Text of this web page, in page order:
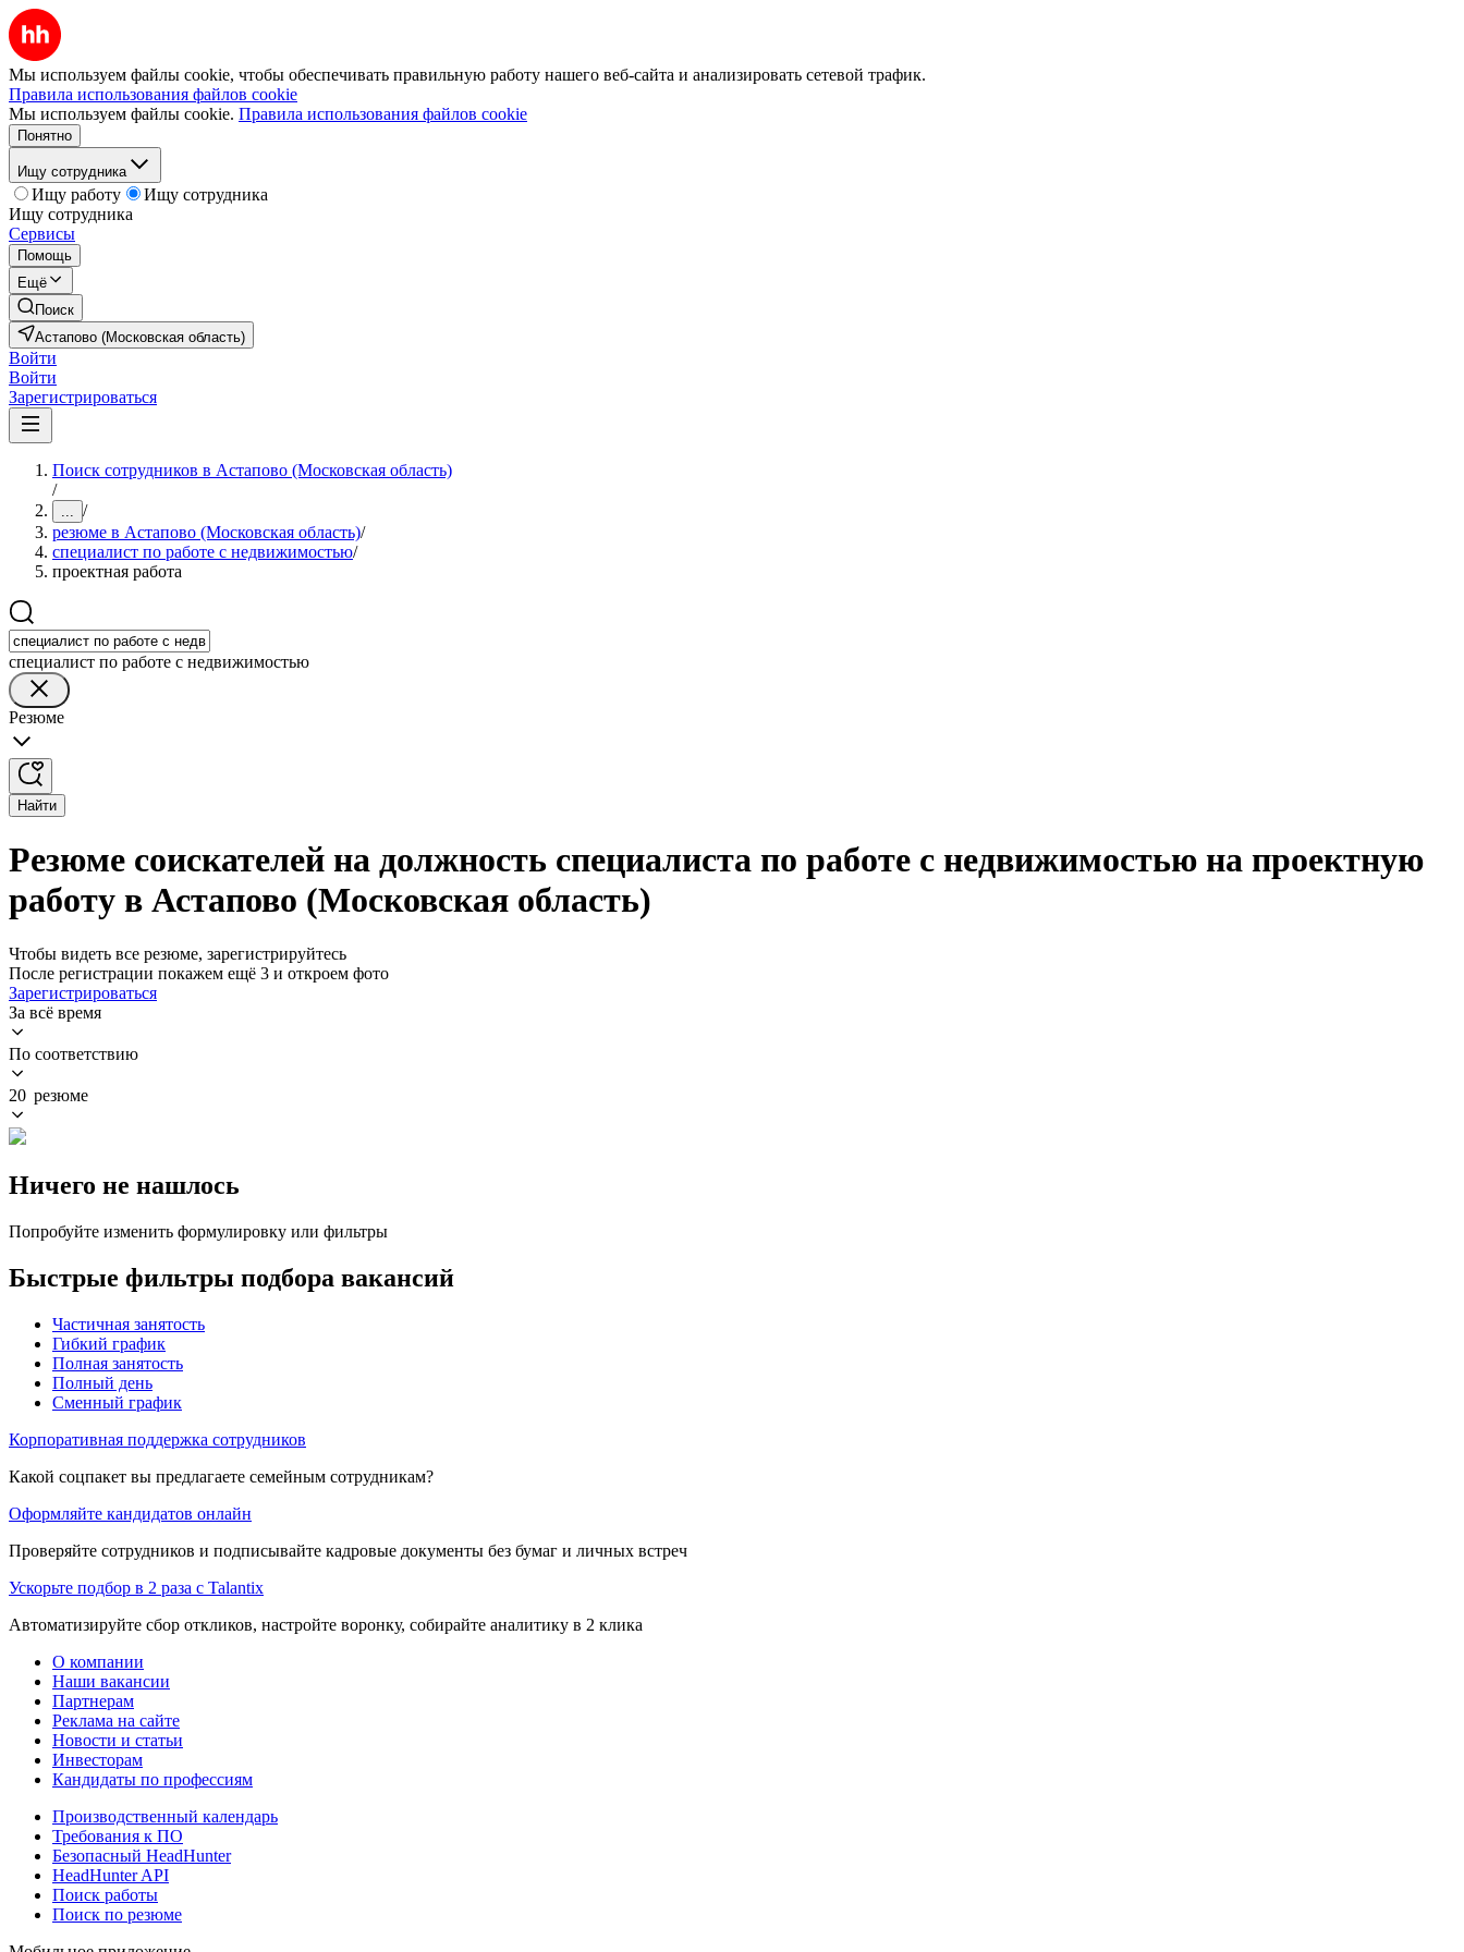
Мы используем файлы cookie, чтобы обеспечивать правильную работу нашего веб-сайта и анализировать сетевой трафик.
Правила использования файлов cookie
Мы используем файлы cookie. Правила использования файлов cookie
Понятно
Ищу сотрудника
Ищу работу
Ищу сотрудника
Ищу сотрудника
Сервисы
Помощь
Ещё
Поиск
Астапово (Московская область)
Войти
Войти
Зарегистрироваться
Поиск сотрудников в Астапово (Московская область)
/
... /
резюме в Астапово (Московская область)/
специалист по работе с недвижимостью/
проектная работа
специалист по работе с недвижимостью
Резюме
Найти
Резюме соискателей на должность специалиста по работе с недвижимостью на проектную
работу в Астапово (Московская область)
Чтобы видеть все резюме, зарегистрируйтесь
После регистрации покажем ещё 3 и откроем фото
Зарегистрироваться
За всё время
По соответствию
20 резюме
Ничего не нашлось
Попробуйте изменить формулировку или фильтры
Быстрые фильтры подбора вакансий
Частичная занятость
Гибкий график
Полная занятость
Полный день
Сменный график
Корпоративная поддержка сотрудников
Какой соцпакет вы предлагаете семейным сотрудникам?
Оформляйте кандидатов онлайн
Проверяйте сотрудников и подписывайте кадровые документы без бумаг и личных встреч
Ускорьте подбор в 2 раза с Talantix
Автоматизируйте сбор откликов, настройте воронку, собирайте аналитику в 2 клика
О компании
Наши вакансии
Партнерам
Реклама на сайте
Новости и статьи
Инвесторам
Кандидаты по профессиям
Производственный календарь
Требования к ПО
Безопасный HeadHunter
HeadHunter API
Поиск работы
Поиск по резюме